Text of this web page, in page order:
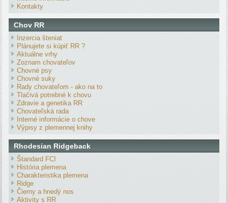
Kontakty
Chov RR
Inzercia šteniat
Plánujete si kúpiť RR ?
Aktuálne vrhy
Zoznam chovateľov
Chovné psy
Chovné suky
Rady chovateľom - ako na to
Tlačivá potrebné k chovu
Zdravie a genetika RR
Chovateľská rada
Interné informácie o chove
Výpisy z plemennej knihy
Rhodesian Ridgeback
Štandard FCI
História plemena
Charakteristika plemena
Ridge
Čierny a hnedý nos
Aktivity s RR